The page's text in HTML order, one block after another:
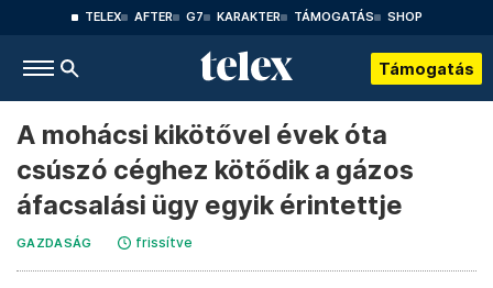
TELEX AFTER G7 KARAKTER TÁMOGATÁS SHOP
Támogatás
A mohácsi kikötővel évek óta
csúszó céghez kötődik a gázos
áfacsalási ügy egyik érintettje
GAZDASÁG frissítve